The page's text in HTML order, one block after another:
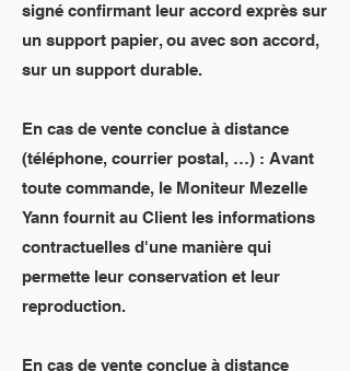
signé confirmant leur accord exprès sur
un support papier, ou avec son accord,
sur un support durable.
En cas de vente conclue à distance
(téléphone, courrier postal, …) : Avant
toute commande, le Moniteur Mezelle
Yann fournit au Client les informations
contractuelles d'une manière qui
permette leur conservation et leur
reproduction.
En cas de vente conclue à distance